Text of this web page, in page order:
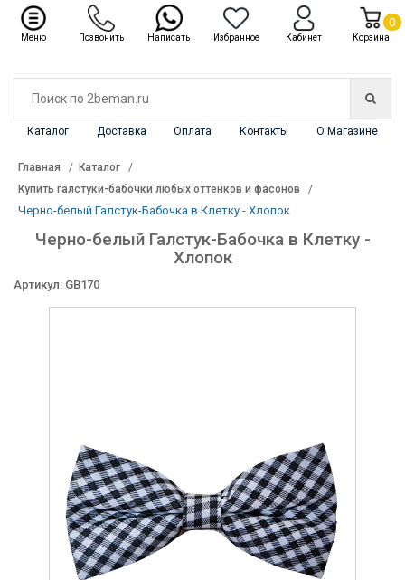
Каталог Доставка Оплата Контакты О Магазине
Каталог ✖
Главная
Каталог
Купить галстуки-бабочки любых оттенков и фасонов
Черно-белый Галстук-Бабочка в Клетку - Хлопок
Черно-белый Галстук-Бабочка в Клетку -
Хлопок
Артикул: GB170
Меню Позвонить Написать Избранное Кабинет Корзина
0